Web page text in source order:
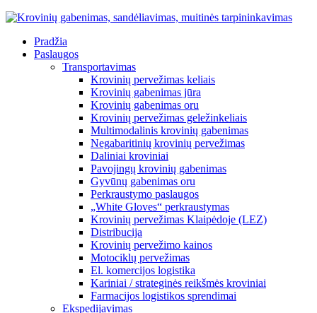
Pradžia
Paslaugos
Transportavimas
Krovinių pervežimas keliais
Krovinių gabenimas jūra
Krovinių gabenimas oru
Krovinių pervežimas geležinkeliais
Multimodalinis krovinių gabenimas
Negabaritinių krovinių pervežimas
Daliniai kroviniai
Pavojingų krovinių gabenimas
Gyvūnų gabenimas oru
Perkraustymo paslaugos
„White Gloves“ perkraustymas
Krovinių pervežimas Klaipėdoje (LEZ)
Distribucija
Krovinių pervežimo kainos
Motociklų pervežimas
El. komercijos logistika
Kariniai / strateginės reikšmės kroviniai
Farmacijos logistikos sprendimai
Ekspedijavimas